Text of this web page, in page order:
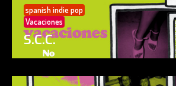
spanish indie pop
Vacaciones
S.C.C.